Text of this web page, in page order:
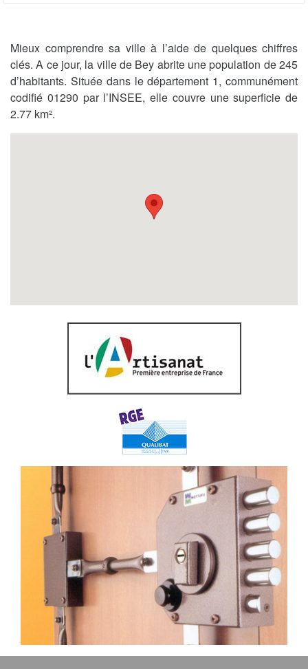
Mieux comprendre sa ville à l’aide de quelques chiffres
clés. A ce jour, la ville de Bey abrite une population de 245
d’habitants. Située dans le département 1, communément
codifié 01290 par l’INSEE, elle couvre une superficie de
2.77 km².